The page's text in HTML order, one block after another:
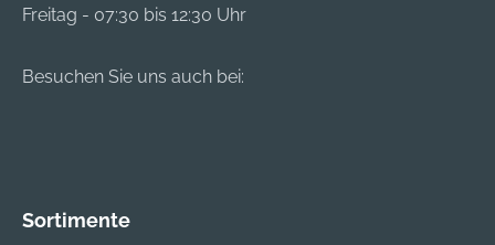
Freitag - 07:30 bis 12:30 Uhr
Besuchen Sie uns auch bei:
Sortimente